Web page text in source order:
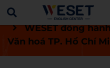
Trang chủ Tin tức
WESET đồng
Văn hoá TP. Hồ Chí